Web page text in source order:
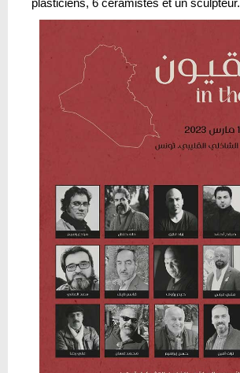
plasticiens, 6 céramistes et un sculpteur.